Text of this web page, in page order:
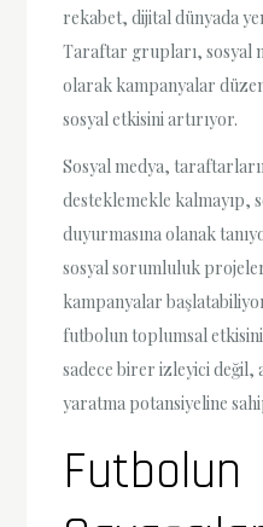
rekabet, dijital dünyada
Taraftar grupları, sosyal
olarak kampanyalar
sosyal etkisini artırıyor.
Sosyal medya,
desteklemekle kalmayıp,
duyurmasına olanak
sosyal sorumluluk
kampanyalar
futbolun toplumsal
sadece birer izleyici değil,
yaratma potansiyeline
Futbolun